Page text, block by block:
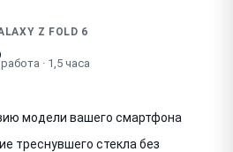
Z FOLD 6
работа · 1,5 часа
модели вашего смартфона
треснувшего стекла без